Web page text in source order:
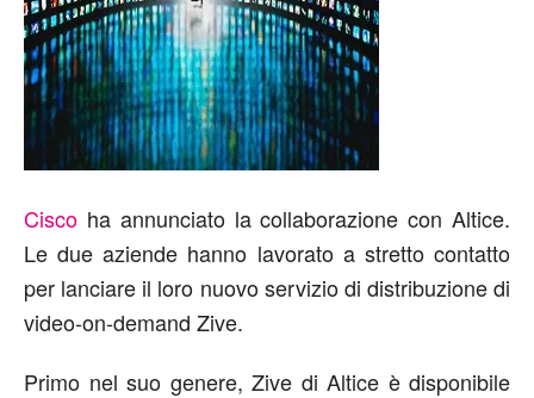
Cisco ha annunciato la collaborazione con Altice.
Le due aziende hanno lavorato a stretto contatto
per lanciare il loro nuovo servizio di distribuzione di
video-on-demand Zive.
Primo nel suo genere, Zive di Altice è disponibile